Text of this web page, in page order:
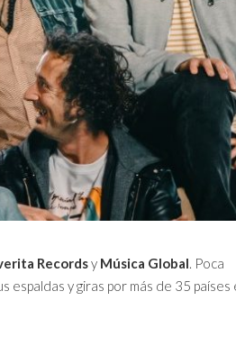
Recordsy Música Global. Poca
y giras por más de 35